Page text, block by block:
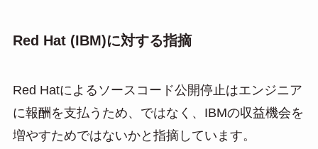
Red Hat (IBM)に対する指摘
Red Hatによるソースコード公開停止はエンジニア
に報酬を支払うため、ではなく、IBMの収益機会を
増やすためではないかと指摘しています。